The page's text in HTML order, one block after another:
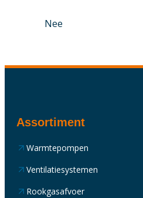
Nee
Assortiment
Warmtepompen
Ventilatiesystemen
Rookgasafvoer